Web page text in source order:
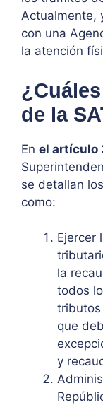
Actualmente,
con una
la atención
de la
En el artículo
se detallan
como:
Ejercer
la
todos
tributos
que
y